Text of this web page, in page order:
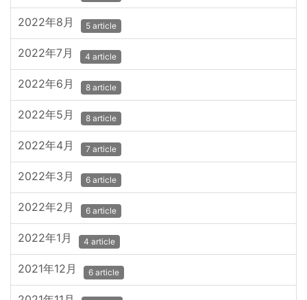
2022年8月 5 article
2022年7月 4 article
2022年6月 8 article
2022年5月 8 article
2022年4月 7 article
2022年3月 6 article
2022年2月 6 article
2022年1月 4 article
2021年12月 6 article